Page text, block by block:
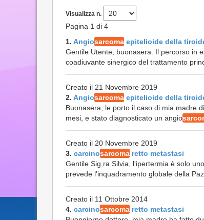
Visualizza n.
Pagina 1 di 4
1. Angiosarcoma epitelioide della
Gentile Utente, buonasera. Il percorso in
coadiuvante sinergico del trattamento
Creato il 21 Novembre 2019
2. Angiosarcoma epitelioide della
Buonasera, le porto il caso di mia madre
mesi, e stato diagnosticato un angio
Creato il 20 Novembre 2019
3. carcinosarcoma retto metastasi
Gentile Sig.ra Silvia, l'ipertermia è solo
prevede l'inquadramento globale della
Creato il 11 Ottobre 2014
4. carcinosarcoma retto metastasi